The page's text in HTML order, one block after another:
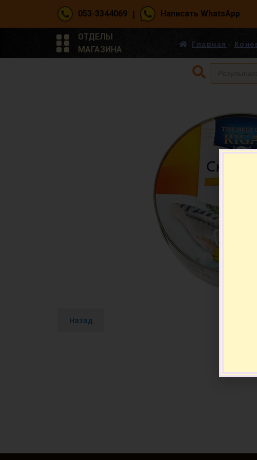
053-3344069 | Написать WhatsApp
ОТДЕЛЫ
МАГАЗИНА
Главная
Назад